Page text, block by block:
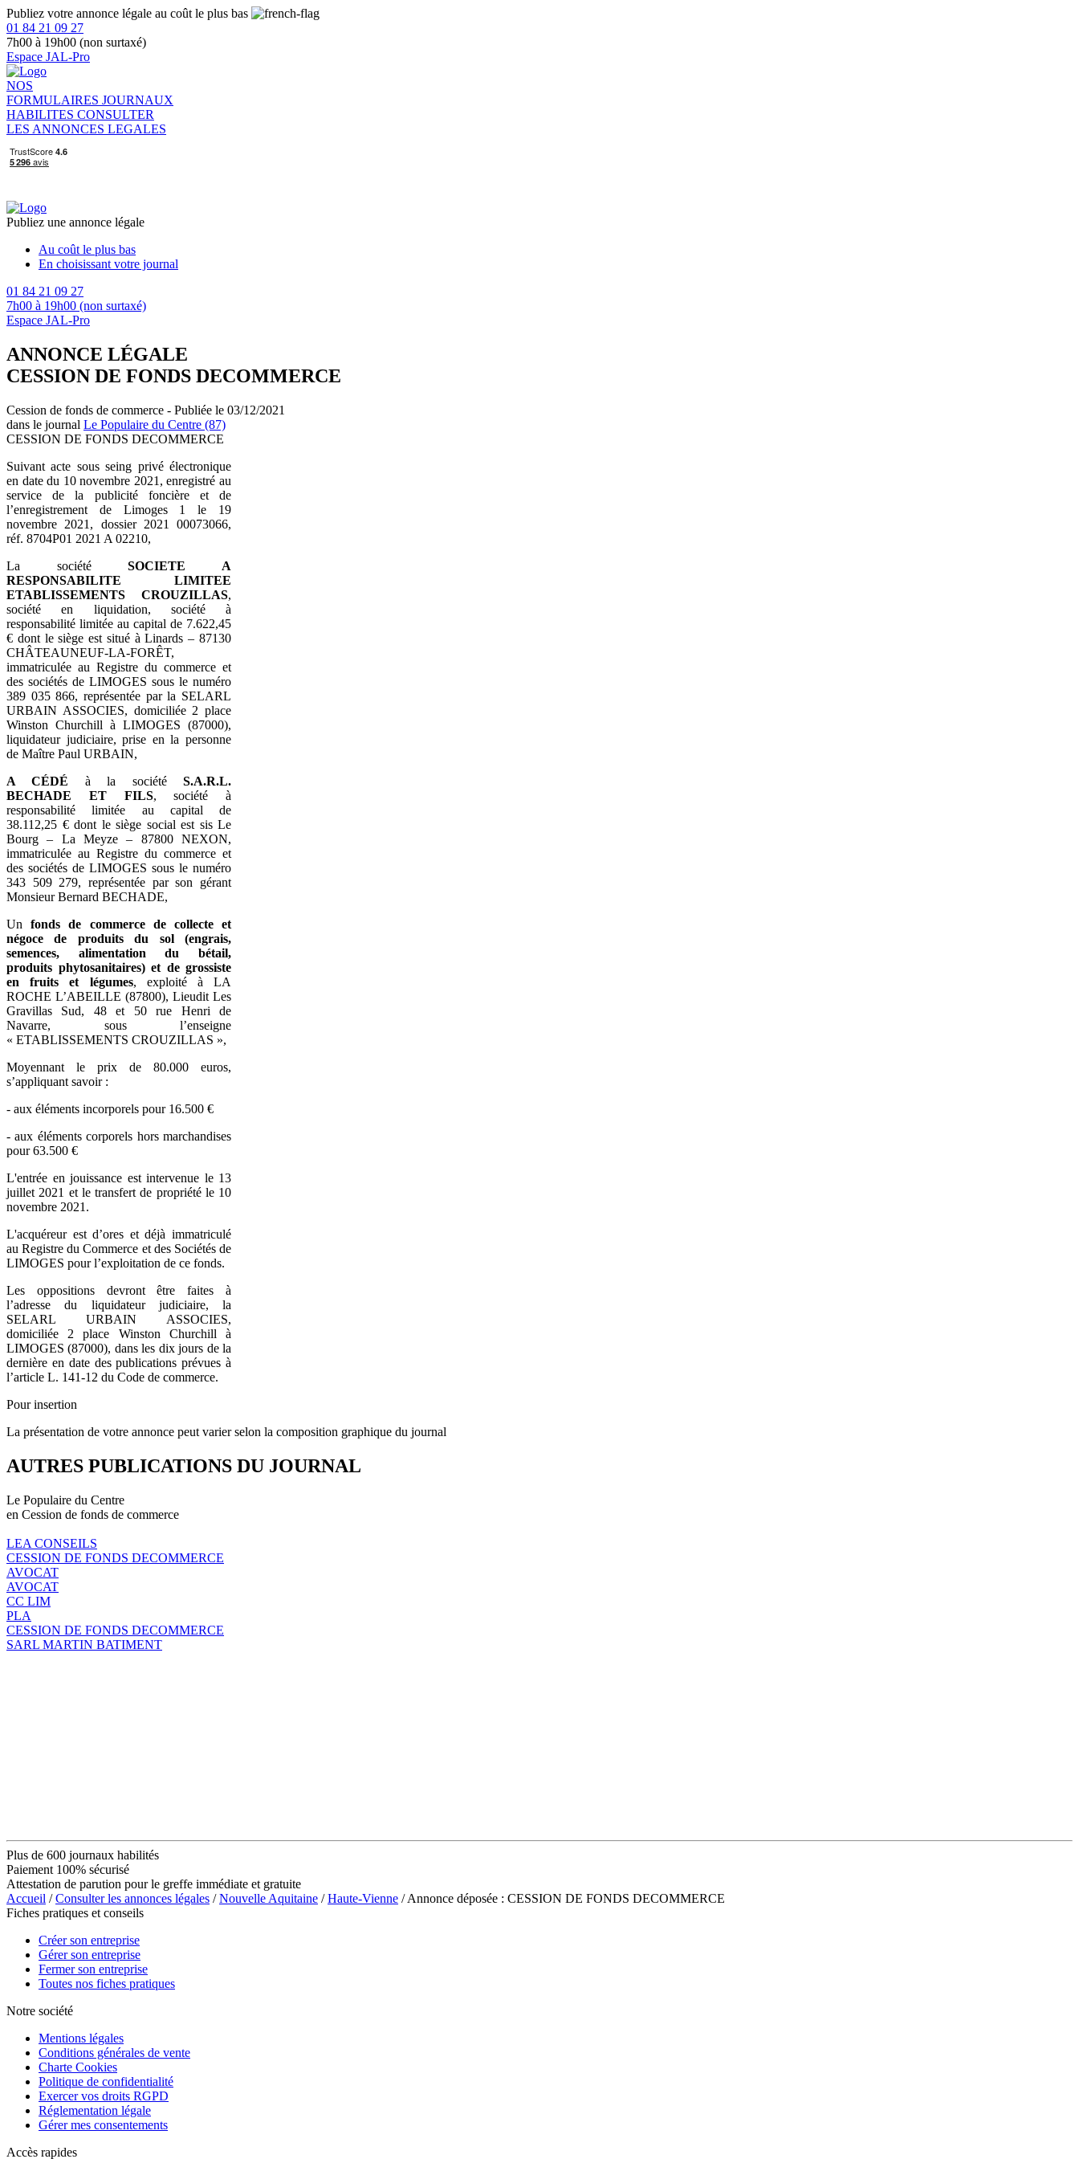
Publiez votre annonce légale au coût le plus bas
01 84 21 09 27
7h00 à 19h00 (non surtaxé)
Espace JAL-Pro
NOS
FORMULAIRES JOURNAUX
HABILITES CONSULTER
LES ANNONCES LEGALES
Publiez une annonce légale
Au coût le plus bas
En choisissant votre journal
01 84 21 09 27
7h00 à 19h00 (non surtaxé)
Espace JAL-Pro
ANNONCE LÉGALE
CESSION DE FONDS DECOMMERCE
Cession de fonds de commerce - Publiée le 03/12/2021
dans le journal Le Populaire du Centre (87)
CESSION DE FONDS DECOMMERCE
Suivant acte sous seing privé électronique
en date du 10 novembre 2021, enregistré au
service de la publicité foncière et de
l’enregistrement de Limoges 1 le 19
novembre 2021, dossier 2021 00073066,
réf. 8704P01 2021 A 02210,
La sociétéSOCIETE A
RESPONSABILITE LIMITEE
ETABLISSEMENTS CROUZILLAS,
société en liquidation, société à
responsabilité limitée au capital de 7.622,45
€ dont le siège est situé à Linards – 87130
CHÂTEAUNEUF-LA-FORÊT,
immatriculée au Registre du commerce et
des sociétés de LIMOGES sous le numéro
389 035 866, représentée par la SELARL
URBAIN ASSOCIES, domiciliée 2 place
Winston Churchill à LIMOGES (87000),
liquidateur judiciaire, prise en la personne
de Maître Paul URBAIN,
A CÉDÉ à la sociétéS.A.R.L.
BECHADE ET FILS, société à
responsabilité limitée au capital de
38.112,25 € dont le siège social est sis Le
Bourg – La Meyze – 87800 NEXON,
immatriculée au Registre du commerce et
des sociétés de LIMOGES sous le numéro
343 509 279, représentée par son gérant
Monsieur Bernard BECHADE,
Unfonds de commerce de collecte et
négoce de produits du sol (engrais,
semences, alimentation du bétail,
produits phytosanitaires) et de grossiste
en fruits et légumes, exploité à LA
ROCHE L’ABEILLE (87800), Lieudit Les
Gravillas Sud, 48 et 50 rue Henri de
Navarre, sous l’enseigne
« ETABLISSEMENTS CROUZILLAS »,
Moyennant le prix de 80.000 euros,
s’appliquant savoir :
- aux éléments incorporels pour 16.500 €
- aux éléments corporels hors marchandises
pour 63.500 €
L'entrée en jouissance est intervenue le 13
juillet 2021 et le transfert de propriété le 10
novembre 2021.
L'acquéreur est d’ores et déjà immatriculé
au Registre du Commerce et des Sociétés de
LIMOGES pour l’exploitation de ce fonds.
Les oppositions devront être faites à
l’adresse du liquidateur judiciaire, la
SELARL URBAIN ASSOCIES,
domiciliée 2 place Winston Churchill à
LIMOGES (87000), dans les dix jours de la
dernière en date des publications prévues à
l’article L. 141-12 du Code de commerce.
Pour insertion
La présentation de votre annonce peut varier selon la composition graphique du journal
AUTRES PUBLICATIONS DU JOURNAL
Le Populaire du Centre
en Cession de fonds de commerce
LEA CONSEILS
CESSION DE FONDS DECOMMERCE
AVOCAT
AVOCAT
CC LIM
PLA
CESSION DE FONDS DECOMMERCE
SARL MARTIN BATIMENT
Plus de 600 journaux habilités
Paiement 100% sécurisé
Attestation de parution pour le greffe immédiate et gratuite
Accueil /Consulter les annonces légales /Nouvelle Aquitaine /Haute-Vienne / Annonce déposée : CESSION DE FONDS DECOMMERCE
Fiches pratiques et conseils
Créer son entreprise
Gérer son entreprise
Fermer son entreprise
Toutes nos fiches pratiques
Notre société
Mentions légales
Conditions générales de vente
Charte Cookies
Politique de confidentialité
Exercer vos droits RGPD
Réglementation légale
Gérer mes consentements
Accès rapides